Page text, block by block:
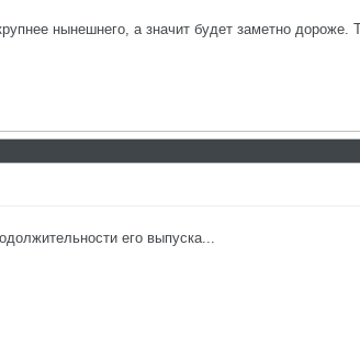
нынешнего, а значит будет заметно
его выпуска...